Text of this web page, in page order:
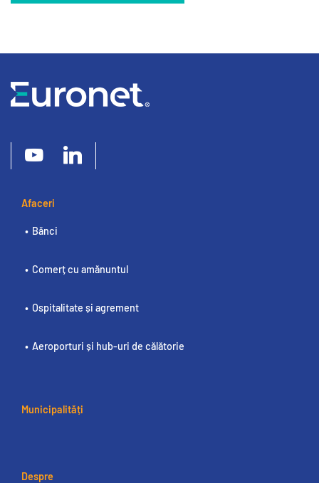
Afaceri
Bănci
Comerț cu amănuntul
Ospitalitate și agrement
Aeroporturi și hub-uri de călătorie
Municipalități
Despre